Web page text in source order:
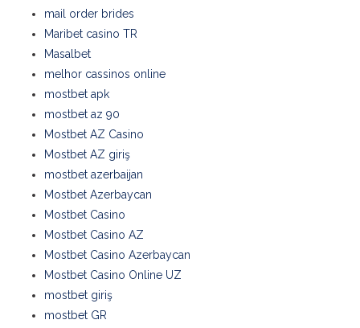
mail order brides
Maribet casino TR
Masalbet
melhor cassinos online
mostbet apk
mostbet az 90
Mostbet AZ Casino
Mostbet AZ giriş
mostbet azerbaijan
Mostbet Azerbaycan
Mostbet Casino
Mostbet Casino AZ
Mostbet Casino Azerbaycan
Mostbet Casino Online UZ
mostbet giriş
mostbet GR